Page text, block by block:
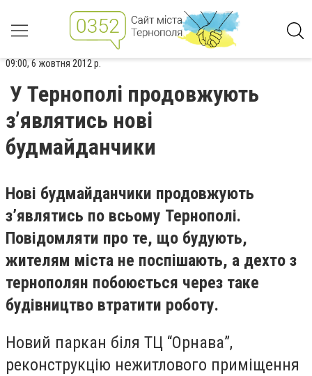
09:00, 6 жовтня 2012 р.
У Тернополі продовжують
з’являтись нові
будмайданчики
Нові будмайданчики продовжують
з’являтись по всьому Тернополі.
Повідомляти про те, що будують,
жителям міста не поспішають, а дехто з
тернополян побоюється через таке
будівництво втратити роботу.
Новий паркан біля ТЦ “Орнава”,
реконструкцію нежитлового приміщення